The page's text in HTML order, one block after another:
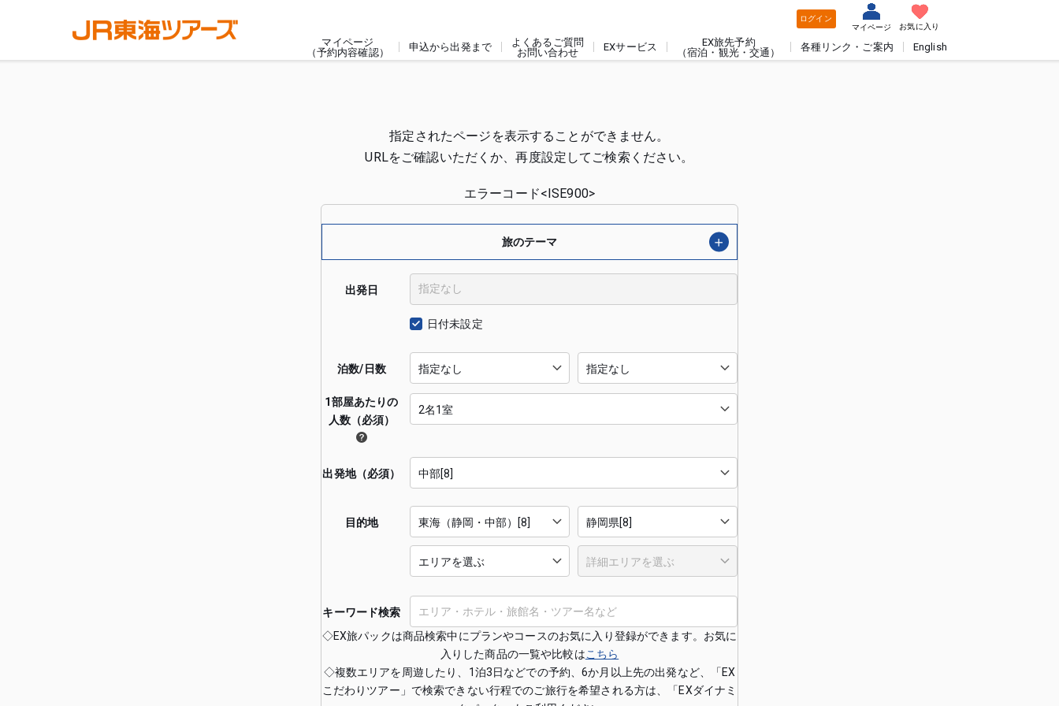
ログイン
マイページ
お気に入り
マイページ
（予約内容確認）
申込から出発まで
よくあるご質問
お問い合わせ
EXサービス
EX旅先予約
（宿泊・観光・交通）
各種リンク・ご案内 English
指定されたページを表示することができません。
URLをご確認いただくか、再度設定してご検索ください。
エラーコード<ISE900>
出発地（必須）
出発日
日付未設定
泊数/日数
1部屋あたりの
人数（必須）
目的地
キーワード検索
旅のテーマ
◇EX旅パックは商品検索中にプランやコースのお気に入り登録ができます。お気に
入りした商品の一覧や比較はこちら
◇複数エリアを周遊したり、1泊3日などでの予約、6か月以上先の出発など、「EX
こだわりツアー」で検索できない行程でのご旅行を希望される方は、「EXダイナミ